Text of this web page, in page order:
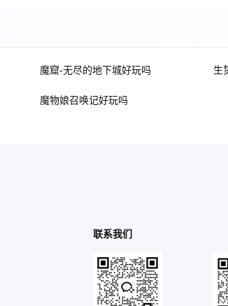
魔窟-无尽的地下城好玩吗 生
魔物娘召唤记好玩吗
联系我们